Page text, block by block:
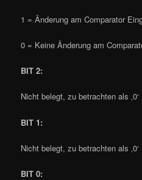
1 = Änderung am Comparator
0 = Keine Änderung am
BIT 2:
Nicht belegt, zu betrachten als ‚0‘
BIT 1:
Nicht belegt, zu betrachten als ‚0‘
BIT 0: